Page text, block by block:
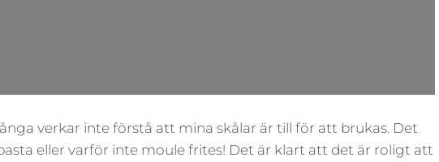
verkar inte förstå att mina skålar är till för att brukas. Det
eller varför inte moule frites! Det är klart att det är roligt att